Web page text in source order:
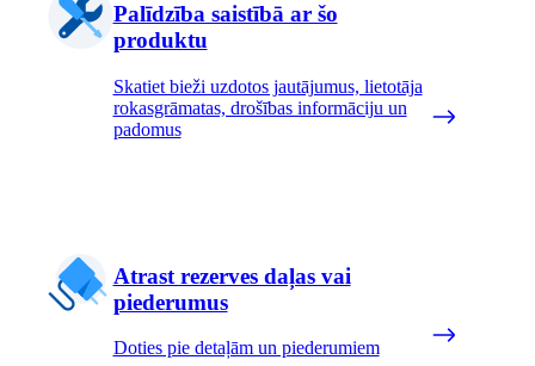
Palīdzība saistībā ar šo
produktu
Skatiet bieži uzdotos jautājumus, lietotāja
rokasgrāmatas, drošības informāciju un
padomus
Atrast rezerves daļas vai
piederumus
Doties pie detaļām un piederumiem